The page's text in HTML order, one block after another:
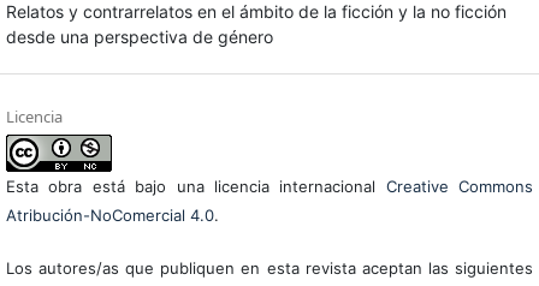
Relatos y contrarrelatos en el ámbito de la ficción y la no ficción
desde una perspectiva de género
Licencia
Esta obra está bajo una licencia internacional Creative Commons
Atribución-NoComercial 4.0.
Los autores/as que publiquen en esta revista aceptan las siguientes